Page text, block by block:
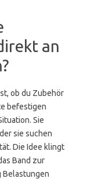
an
ob du Zubehör
befestigen
Sie
sie suchen
Die Idee klingt
Band zur
Belastungen